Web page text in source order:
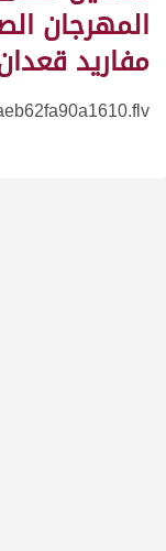
مفاريد قعدان_164_ت13-